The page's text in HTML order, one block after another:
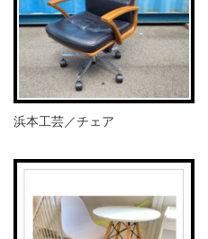
浜本工芸／チェア